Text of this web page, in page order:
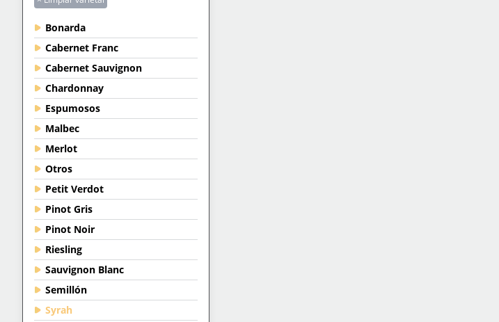
Bonarda
Cabernet Franc
Cabernet Sauvignon
Chardonnay
Espumosos
Malbec
Merlot
Otros
Petit Verdot
Pinot Gris
Pinot Noir
Riesling
Sauvignon Blanc
Semillón
Syrah